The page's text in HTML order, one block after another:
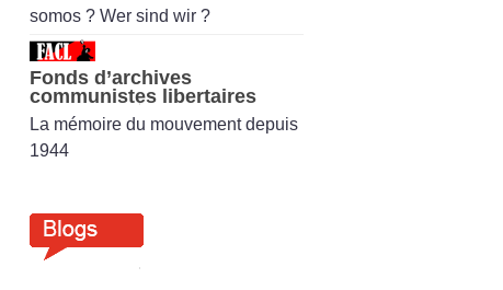
somos ? Wer sind wir ?
Fonds d’archives
communistes libertaires
La mémoire du mouvement depuis
1944